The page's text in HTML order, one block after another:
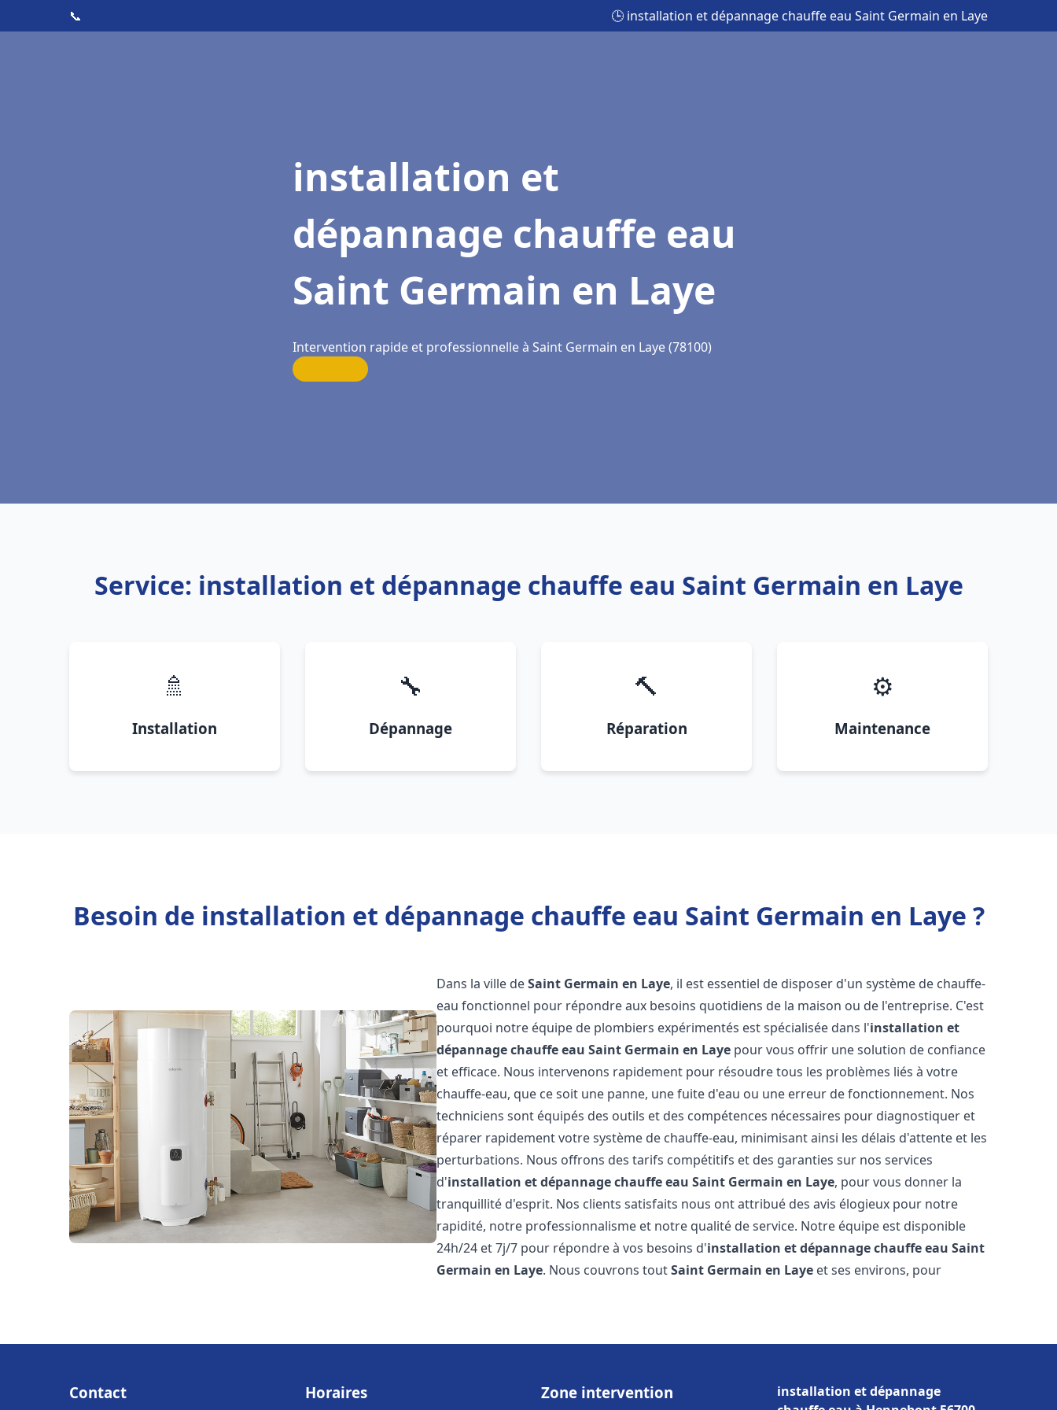
📞 🕒 installation et dépannage chauffe eau Saint Germain en Laye
installation et
dépannage chauffe eau
Saint Germain en Laye
Intervention rapide et professionnelle à Saint Germain en Laye (78100)
Service: installation et dépannage chauffe eau Saint Germain en Laye
🚿
Installation
🔧
Dépannage
🔨
Réparation
⚙️
Maintenance
Besoin de installation et dépannage chauffe eau Saint Germain en Laye ?
Dans la ville deSaint Germain en Laye, il est essentiel de disposer d'un système de chauffe-
eau fonctionnel pour répondre aux besoins quotidiens de la maison ou de l'entreprise. C'est
pourquoi notre équipe de plombiers expérimentés est spécialisée dans l'installation et
dépannage chauffe eau Saint Germain en Laye pour vous offrir une solution de confiance
et efficace. Nous intervenons rapidement pour résoudre tous les problèmes liés à votre
chauffe-eau, que ce soit une panne, une fuite d'eau ou une erreur de fonctionnement. Nos
techniciens sont équipés des outils et des compétences nécessaires pour diagnostiquer et
réparer rapidement votre système de chauffe-eau, minimisant ainsi les délais d'attente et les
perturbations. Nous offrons des tarifs compétitifs et des garanties sur nos services
d'installation et dépannage chauffe eau Saint Germain en Laye, pour vous donner la
tranquillité d'esprit. Nos clients satisfaits nous ont attribué des avis élogieux pour notre
rapidité, notre professionnalisme et notre qualité de service. Notre équipe est disponible
24h/24 et 7j/7 pour répondre à vos besoins d'installation et dépannage chauffe eau Saint
Germain en Laye. Nous couvrons toutSaint Germain en Laye et ses environs, pour
Contact Horaires Zone intervention
installation et dépannage